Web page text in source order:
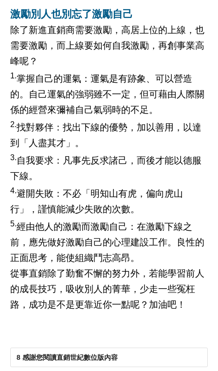
激勵別人也別忘了激勵自己
除了新進直銷商需要激勵，高居上位的上線，也
需要激勵，而上線要如何自我激勵，再創事業高
峰呢？
1.掌握自己的運氣：運氣是有跡象、可以營造
的。自己運氣的強弱雖不一定，但可藉由人際關
係的經營來彌補自己氣弱時的不足。
2.找對夥伴：找出下線的優勢，加以善用，以達
到「人盡其才」。
3.自我要求：凡事先反求諸己，而後才能以德服
下線。
4.避開失敗：不必「明知山有虎，偏向虎山
行」，謹慎能減少失敗的次數。
5.經由他人的激勵而激勵自己：在激勵下線之
前，應先做好激勵自己的心理建設工作。良性的
正面思考，能使組織鬥志高昂。
從事直銷除了勤奮不懈的努力外，若能學習前人
的成長技巧，吸收別人的菁華，少走一些冤枉
路，成功是不是更靠近你一點呢？加油吧！
8 感謝您閱讀直銷世紀數位版內容